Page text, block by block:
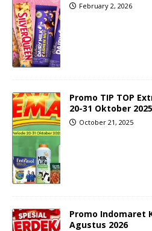
February 2, 2026
Promo TIP TOP
20-31 Oktober 2025
October 21, 2025
Promo Indomaret
Agustus 2026